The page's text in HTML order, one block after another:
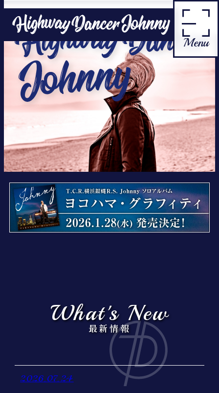
Home
News
Profile
Contact
Menu
What's New
最新情報
2026.07.24